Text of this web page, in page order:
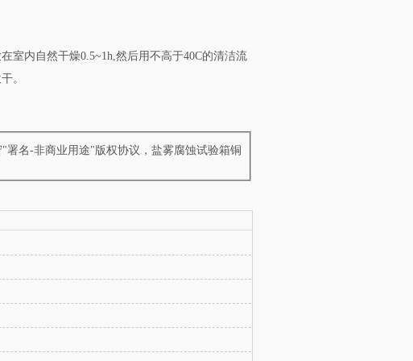
室内自然干燥0.5~1h,然后用不高于40C的清洁流
。
署名-非商业用途"版权协议，盐雾腐蚀试验箱铜